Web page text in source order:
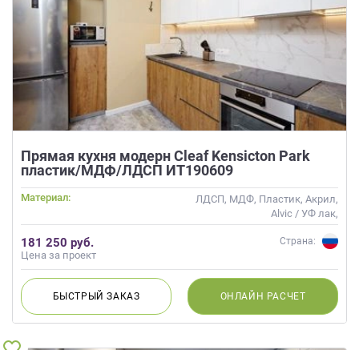
Прямая кухня модерн Cleaf Kensicton Park
пластик/МДФ/ЛДСП ИТ190609
Материал:
ЛДСП, МДФ, Пластик, Акрил,
Alvic / УФ лак,
Интегрированная ручка, Стекло
181 250 руб.
Цена за проект
Страна:
БЫСТРЫЙЗАКАЗ ОНЛАЙН РАСЧЕТ